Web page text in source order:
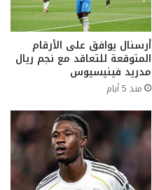
أرسنال يوافق على الأرقام
المتوقعة للتعاقد مع نجم ريال
مدريد فينيسيوس
منذ 5 أيام